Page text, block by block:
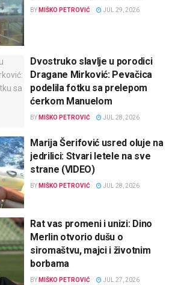
BY MIŠKO PETROVIĆ JUL 29, 2026
Dvostruko slavlje u porodici
Dragane Mirković: Pevačica
podelila fotku sa prelepom
ćerkom Manuelom
BY MIŠKO PETROVIĆ JUL 28, 2026
Marija Šerifović usred oluje na
jedrilici: Stvari letele na sve
strane (VIDEO)
BY MIŠKO PETROVIĆ JUL 28, 2026
Rat vas promeni i unizi: Dino
Merlin otvorio dušu o
siromaštvu, majci i životnim
borbama
BY MIŠKO PETROVIĆ JUL 27, 2026